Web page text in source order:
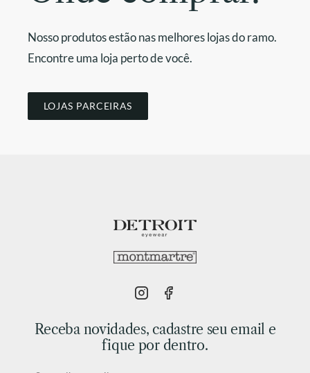
Nosso produtos estão nas melhores lojas do ramo.
Encontre uma loja perto de você.
LOJAS PARCEIRAS
Receba novidades, cadastre seu email e
fique por dentro.